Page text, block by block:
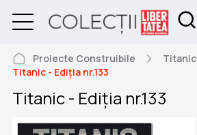
Proiecte Construibile
Titanic
Titanic - Ediția nr.133
Titanic - Ediția nr.133